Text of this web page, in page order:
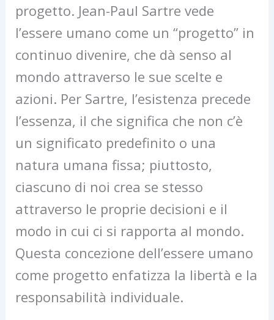
progetto. Jean-Paul Sartre vede
l’essere umano come un “progetto” in
continuo divenire, che dà senso al
mondo attraverso le sue scelte e
azioni. Per Sartre, l’esistenza precede
l’essenza, il che significa che non c’è
un significato predefinito o una
natura umana fissa; piuttosto,
ciascuno di noi crea se stesso
attraverso le proprie decisioni e il
modo in cui ci si rapporta al mondo.
Questa concezione dell’essere umano
come progetto enfatizza la libertà e la
responsabilità individuale.